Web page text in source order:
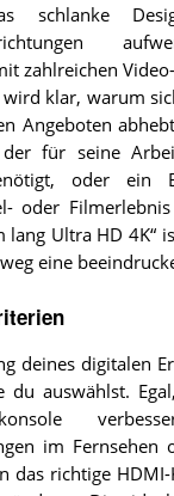
schlanke
zahlreichen
klar, warum
Angeboten
für seine
oder ein
oder
lang Ultra HD 4K“
eine
deines digitalen
du auswählst.
im Fernsehen
das richtige